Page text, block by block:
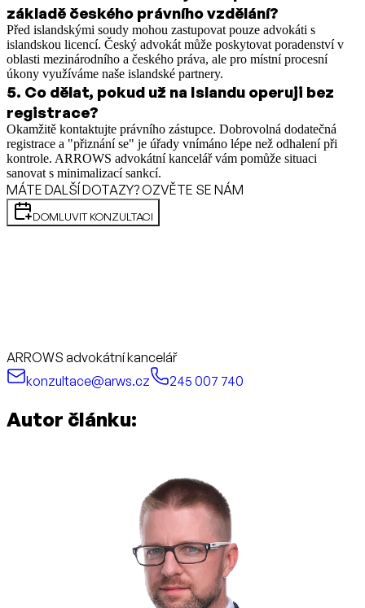
základě českého právního vzdělání?
Před islandskými soudy mohou zastupovat pouze advokáti s
islandskou licencí. Český advokát může poskytovat poradenství v
oblasti mezinárodního a českého práva, ale pro místní procesní
úkony využíváme naše islandské partnery.
5. Co dělat, pokud už na Islandu operuji bez
registrace?
Okamžitě kontaktujte právního zástupce. Dobrovolná dodatečná
registrace a "přiznání se" je úřady vnímáno lépe než odhalení při
kontrole. ARROWS advokátní kancelář vám pomůže situaci
sanovat s minimalizací sankcí.
MÁTE DALŠÍ DOTAZY? OZVĚTE SE NÁM
DOMLUVIT KONZULTACI
ARROWS advokátní kancelář
konzultace@arws.cz
245 007 740
Autor článku: